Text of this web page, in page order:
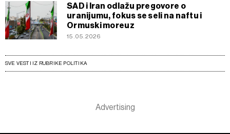
SAD i Iran odlažu pregovore o
uranijumu, fokus se seli na naftu i
Ormuski moreuz
15.05.2026
SVE VESTI IZ RUBRIKE POLITIKA